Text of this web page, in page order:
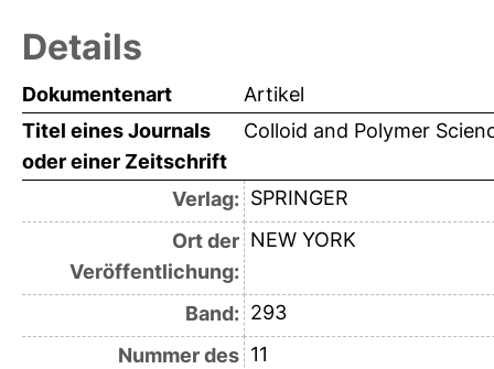
Details
Dokumentenart
Artikel
Titel eines Journals
oder einer Zeitschrift
Colloid and Polymer
Verlag: SPRINGER
Ort der
Veröffentlichung:
NEW YORK
Band: 293
Nummer des 11